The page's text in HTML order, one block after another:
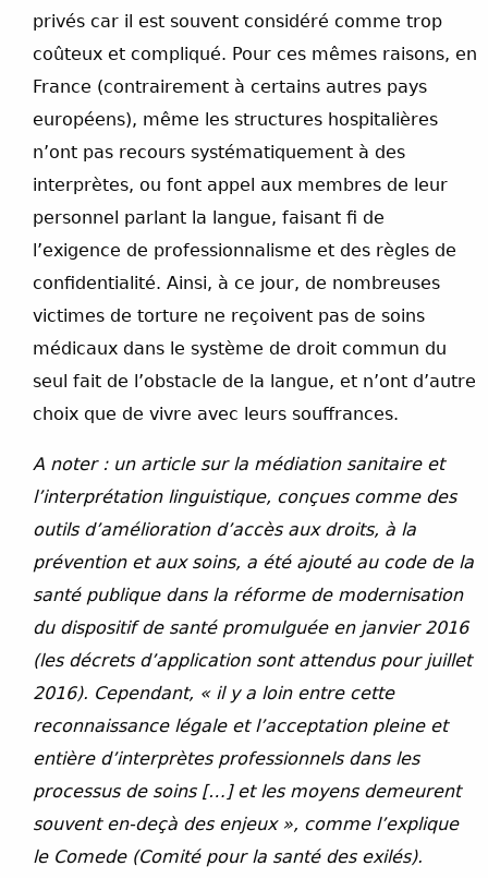
privés car il est souvent considéré comme trop
coûteux et compliqué. Pour ces mêmes raisons, en
France (contrairement à certains autres pays
européens), même les structures hospitalières
n’ont pas recours systématiquement à des
interprètes, ou font appel aux membres de leur
personnel parlant la langue, faisant fi de
l’exigence de professionnalisme et des règles de
confidentialité. Ainsi, à ce jour, de nombreuses
victimes de torture ne reçoivent pas de soins
médicaux dans le système de droit commun du
seul fait de l’obstacle de la langue, et n’ont d’autre
choix que de vivre avec leurs souffrances.
A noter : un article sur la médiation sanitaire et
l’interprétation linguistique, conçues comme des
outils d’amélioration d’accès aux droits, à la
prévention et aux soins, a été ajouté au code de la
santé publique dans la réforme de modernisation
du dispositif de santé promulguée en janvier 2016
(les décrets d’application sont attendus pour juillet
2016). Cependant, « il y a loin entre cette
reconnaissance légale et l’acceptation pleine et
entière d’interprètes professionnels dans les
processus de soins […] et les moyens demeurent
souvent en-deçà des enjeux », comme l’explique
le Comede (Comité pour la santé des exilés).